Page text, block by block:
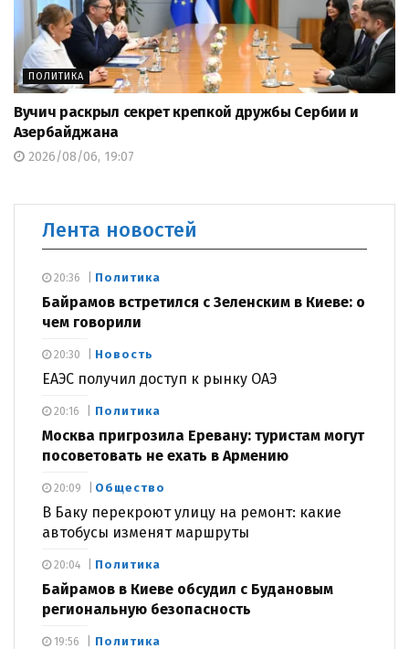
ПОЛИТИКА
Вучич раскрыл секрет крепкой дружбы Сербии и
Азербайджана
2026/08/06, 19:07
Лента новостей
Политика
Байрамов встретился с Зеленским в Киеве: о
чем говорили
20:36
Новость
ЕАЭС получил доступ к рынку ОАЭ
20:30
Политика
Москва пригрозила Еревану: туристам могут
посоветовать не ехать в Армению
20:16
Общество
В Баку перекроют улицу на ремонт: какие
автобусы изменят маршруты
20:09
Политика
Байрамов в Киеве обсудил с Будановым
региональную безопасность
20:04
Политика
19:56